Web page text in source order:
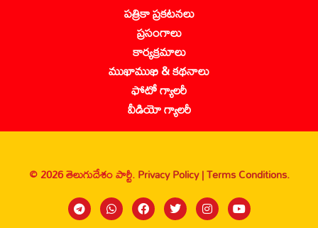
పత్రికా ప్రకటనలు
ప్రసంగాలు
కార్యక్రమాలు
ముఖాముఖి & కథనాలు
ఫోటో గ్యాలరీ
వీడియో గ్యాలరీ
© 2026 తెలుగుదేశం పార్టీ.Privacy Policy |Terms Conditions.